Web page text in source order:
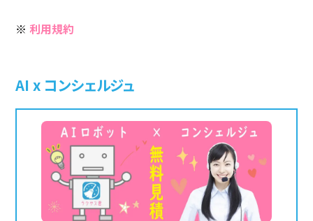
※利用規約
AI x コンシェルジュ